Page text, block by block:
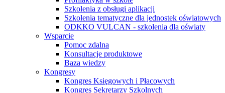
Szkolenia z obsługi aplikacji
Szkolenia tematyczne dla jednostek oświatowych
ODKKO VULCAN - szkolenia dla oświaty
Wsparcie
Pomoc zdalna
Konsultacje produktowe
Baza wiedzy
Kongresy
Kongres Księgowych i Płacowych
Kongres Sekretarzy Szkolnych